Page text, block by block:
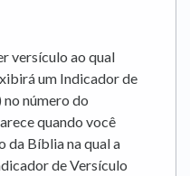
versículo ao qual
um Indicador de
número do
quando você
da Bíblia na qual a
de Versículo